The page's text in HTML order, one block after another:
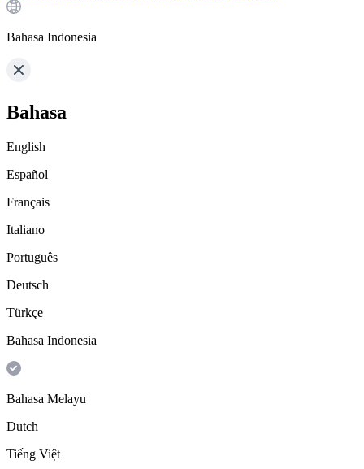
Bahasa Indonesia
Bahasa
English
Español
Français
Italiano
Português
Deutsch
Türkçe
Bahasa Indonesia
Bahasa Melayu
Dutch
Tiếng Việt